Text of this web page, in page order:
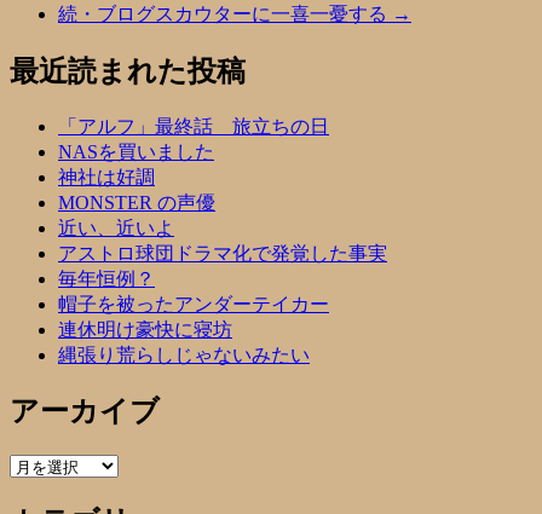
続・ブログスカウターに一喜一憂する →
最近読まれた投稿
「アルフ」最終話 旅立ちの日
NASを買いました
神社は好調
MONSTER の声優
近い、近いよ
アストロ球団ドラマ化で発覚した事実
毎年恒例？
帽子を被ったアンダーテイカー
連休明け豪快に寝坊
縄張り荒らしじゃないみたい
アーカイブ
ア